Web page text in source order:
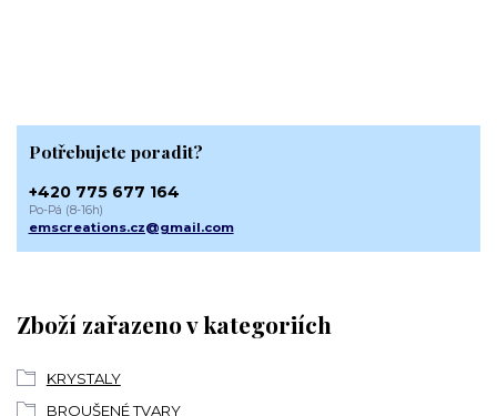
Zboží zařazeno v kategoriích
KRYSTALY
BROUŠENÉ TVARY
Potřebujete poradit?
+420 775 677 164
Po-Pá (8-16h)
emscreations.cz@gmail.com